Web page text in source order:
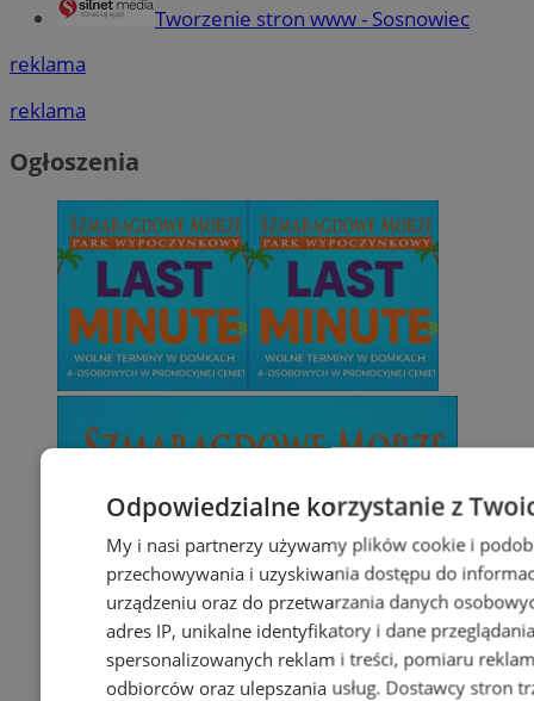
Tworzenie stron www - Sosnowiec
reklama
reklama
Ogłoszenia
Odpowiedzialne korzystanie z
My i nasi partnerzy używamy plików cookie i
przechowywania i uzyskiwania dostępu do
urządzeniu oraz do przetwarzania danych
adres IP, unikalne identyfikatory i dane
spersonalizowanych reklam i treści, pomiaru
odbiorców oraz ulepszania usług. Dostawcy stron